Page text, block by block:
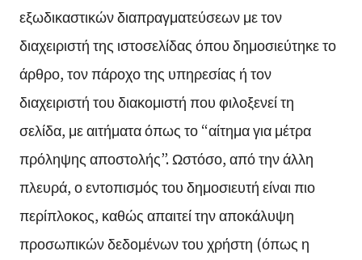
εξωδικαστικών διαπραγματεύσεων με τον
διαχειριστή της ιστοσελίδας όπου δημοσιεύτηκε το
άρθρο, τον πάροχο της υπηρεσίας ή τον
διαχειριστή του διακομιστή που φιλοξενεί τη
σελίδα, με αιτήματα όπως το “αίτημα για μέτρα
πρόληψης αποστολής”. Ωστόσο, από την άλλη
πλευρά, ο εντοπισμός του δημοσιευτή είναι πιο
περίπλοκος, καθώς απαιτεί την αποκάλυψη
προσωπικών δεδομένων του χρήστη (όπως η